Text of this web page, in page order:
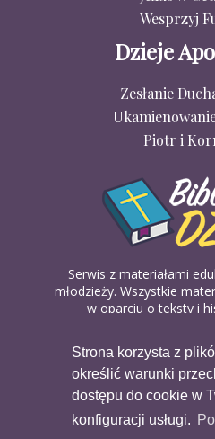
Strona korzysta z
określić warunki
dostępu do cookie w
konfiguracji usługi.
Wesprzyj
Dzieje
Zesłanie
Piotr i
Serwis z materiałami
młodzieży. Wszystkie
w oparciu o teksty i
biblijnych. Można je
udostępniać bez
dostępnych na serwisie
w celach